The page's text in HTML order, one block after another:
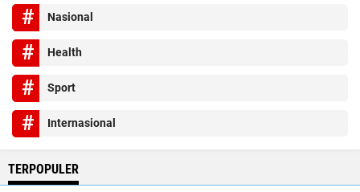
Nasional
Health
Sport
Internasional
TERPOPULER